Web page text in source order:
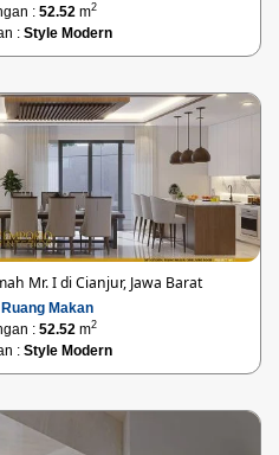
: 52.52m2
: Style Modern
Mr. I di Cianjur, Jawa Barat
Ruang Makan
: 52.52m2
: Style Modern